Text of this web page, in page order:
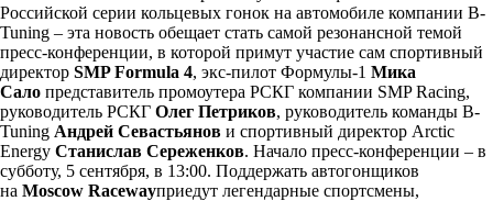
Российской серии кольцевых гонок на автомобиле компании B-
Tuning – эта новость обещает стать самой резонансной темой
пресс-конференции, в которой примут участие сам спортивный
директор SMP Formula 4, экс-пилот Формулы-1 Мика
Сало представитель промоутера РСКГ компании SMP Racing,
руководитель РСКГ Олег Петриков, руководитель команды B-
Tuning Андрей Севастьянов и cпортивный директор Arctic
Energy Станислав Сереженков. Начало пресс-конференции – в
субботу, 5 сентября, в 13:00. Поддержать автогонщиков
на Moscow Racewayприедут легендарные спортсмены,